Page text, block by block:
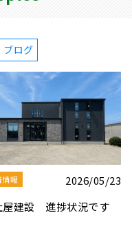
ブログ
情報
2026/07/30
屋移転のお知らせ】